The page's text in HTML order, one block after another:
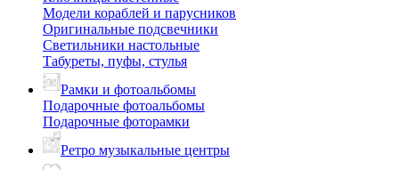
Модели кораблей и парусников
Оригинальные подсвечники
Светильники настольные
Табуреты, пуфы, стулья
Рамки и фотоальбомы
Подарочные фотоальбомы
Подарочные фоторамки
Ретро музыкальные центры